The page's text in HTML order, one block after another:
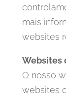
mais
websites
Websites
O nosso
websites